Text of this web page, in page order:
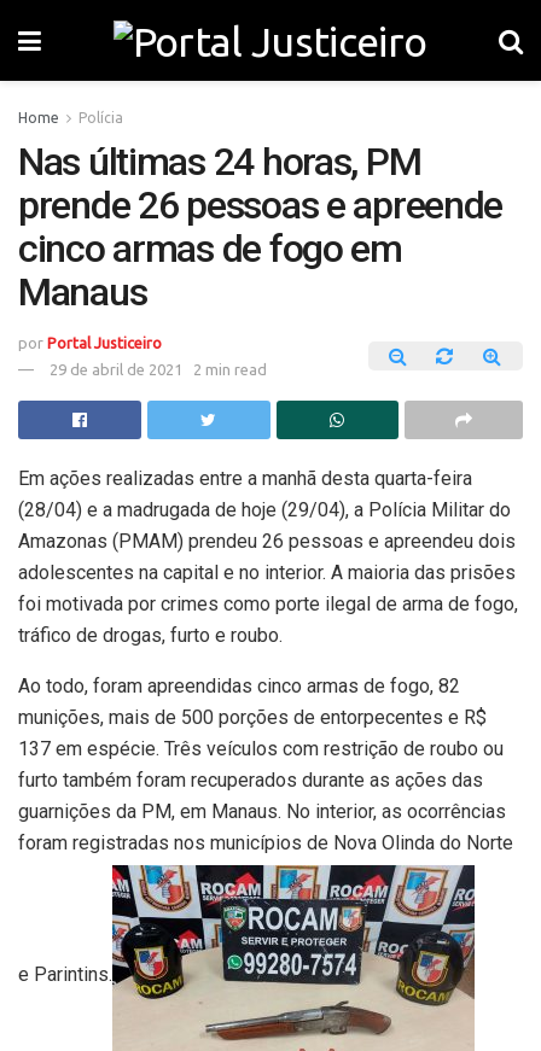
Home Polícia
Nas últimas 24 horas, PM
prende 26 pessoas e apreende
cinco armas de fogo em
Manaus
por Portal Justiceiro
29 de abril de 2021
2 min read
Em ações realizadas entre a manhã desta quarta-feira
(28/04) e a madrugada de hoje (29/04), a Polícia Militar do
Amazonas (PMAM) prendeu 26 pessoas e apreendeu dois
adolescentes na capital e no interior. A maioria das prisões
foi motivada por crimes como porte ilegal de arma de fogo,
tráfico de drogas, furto e roubo.
Ao todo, foram apreendidas cinco armas de fogo, 82
munições, mais de 500 porções de entorpecentes e R$
137 em espécie. Três veículos com restrição de roubo ou
furto também foram recuperados durante as ações das
guarnições da PM, em Manaus. No interior, as ocorrências
foram registradas nos municípios de Nova Olinda do Norte
e Parintins.